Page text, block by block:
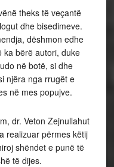
theks të veçantë
dhe bisedimeve.
dëshmon edhe
ka bërë autori, duke
në botë, si dhe
njëra nga rrugët e
në mes popujve.
dr. Veton Zejnullahut
realizuar përmes këtij
shëndet e punë të
të dijes.